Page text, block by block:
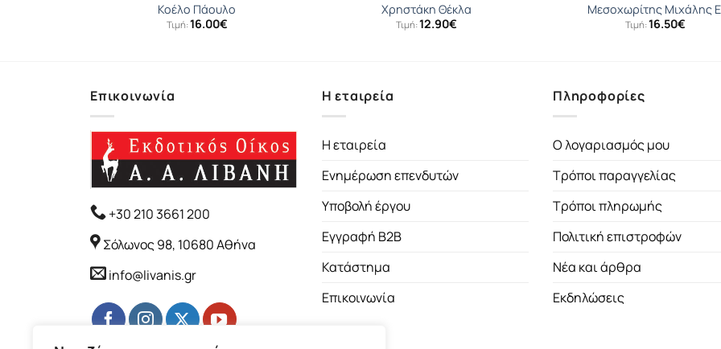
Κοέλο Πάουλο
Τιμή:16.00€
Χρηστάκη Θέκλα
Τιμή:12.90€
Μεσοχωρίτης Μιχάλης
Τιμή:16.50€
Επικοινωνία
+30 210 3661 200
Σόλωνος 98, 10680 Αθήνα
info@livanis.gr
Η εταιρεία
Η εταιρεία
Ενημέρωση επενδυτών
Υποβολή έργου
Εγγραφή B2B
Κατάστημα
Επικοινωνία
Πληροφορίες
Ο λογαριασμός μου
Τρόποι παραγγελίας
Τρόποι πληρωμής
Πολιτική επιστροφών
Νέα και άρθρα
Εκδηλώσεις